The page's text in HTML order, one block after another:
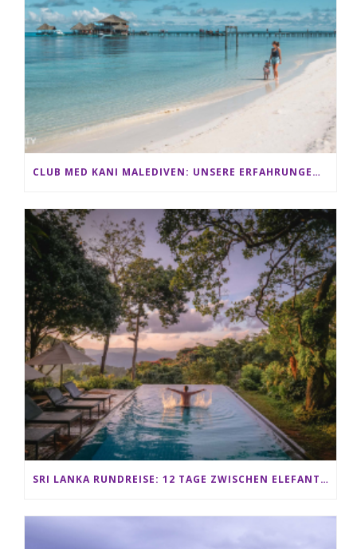
CLUB MED KANI MALEDIVEN: UNSERE ERFAHRUNGEN IM ALL-INCLUSIVE PARADIES
SRI LANKA RUNDREISE: 12 TAGE ZWISCHEN ELEFANTEN, TEEPLANTAGEN & STRAND ALS FAMILIE